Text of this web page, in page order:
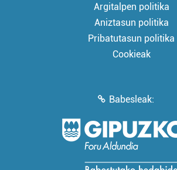
Argitalpen politika
Aniztasun politika
Pribatutasun politika
Cookieak
Babesleak: